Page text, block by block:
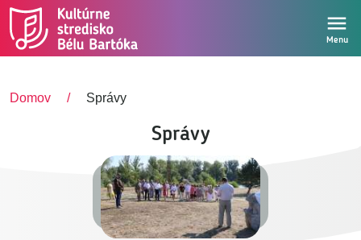
Skočiť na hlavný obsah
Menu
Domov Správy
Správy